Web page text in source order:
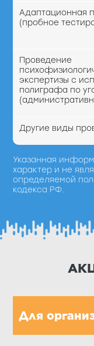
Адаптационная
(пробное
Проведение
экспертизы с
полиграфа по
Другие виды
Указанная
характер и не
определяемой
кодекса РФ.
Для